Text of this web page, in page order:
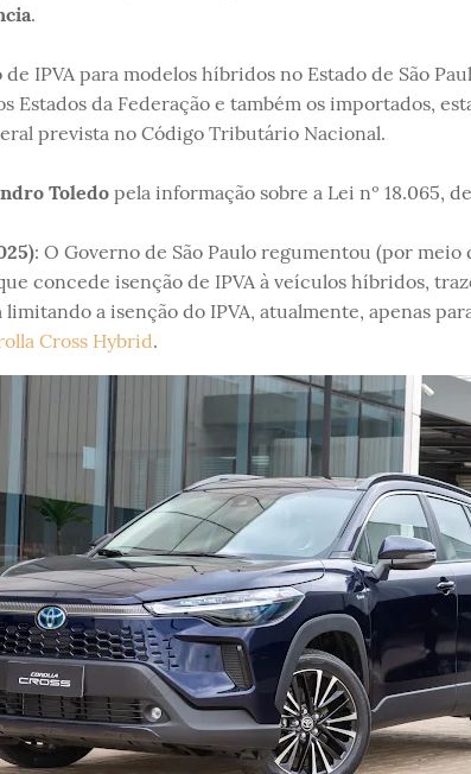
.
de IPVA para modelos híbridos no Estado de São
Estados da Federação e também os importados,
prevista no Código Tributário Nacional.
Toledopela informação sobre a Lei nº 18.065,
: O Governo de São Paulo regumentou (por meio
concede isenção de IPVA à veículos híbridos,
a isenção do IPVA, atualmente, apenas
Cross Hybrid.